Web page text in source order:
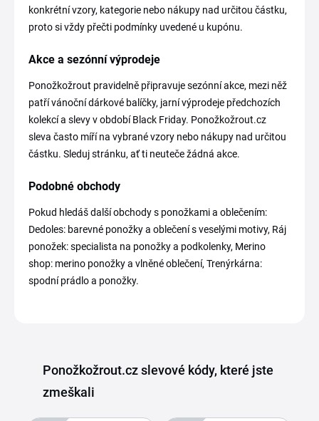
konkrétní vzory, kategorie nebo nákupy nad určitou částku,
proto si vždy přečti podmínky uvedené u kupónu.
Akce a sezónní výprodeje
Ponožkožrout pravidelně připravuje sezónní akce, mezi něž
patří vánoční dárkové balíčky, jarní výprodeje předchozích
kolekcí a slevy v období Black Friday. Ponožkožrout.cz
sleva často míří na vybrané vzory nebo nákupy nad určitou
částku. Sleduj stránku, ať ti neuteče žádná akce.
Podobné obchody
Pokud hledáš další obchody s ponožkami a oblečením:
Dedoles: barevné ponožky a oblečení s veselými motivy, Ráj
ponožek: specialista na ponožky a podkolenky, Merino
shop: merino ponožky a vlněné oblečení, Trenýrkárna:
spodní prádlo a ponožky.
Ponožkožrout.cz slevové kódy, které jste
zmeškali